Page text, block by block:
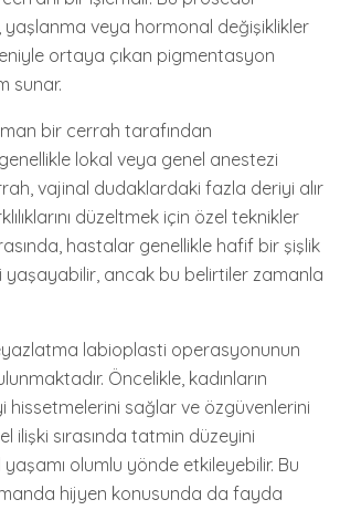
yaşlanma veya hormonal değişiklikler
ortaya çıkan pigmentasyon
sunar.
bir cerrah tarafından
lokal veya genel anestezi
vajinal dudaklardaki fazla deriyi alır
düzeltmek için özel teknikler
hastalar genellikle hafif bir şişlik
yaşayabilir, ancak bu belirtiler zamanla
labioplasti operasyonunun
Öncelikle, kadınların
hissetmelerini sağlar ve özgüvenlerini
ilişki sırasında tatmin düzeyini
olumlu yönde etkileyebilir. Bu
hijyen konusunda da fayda